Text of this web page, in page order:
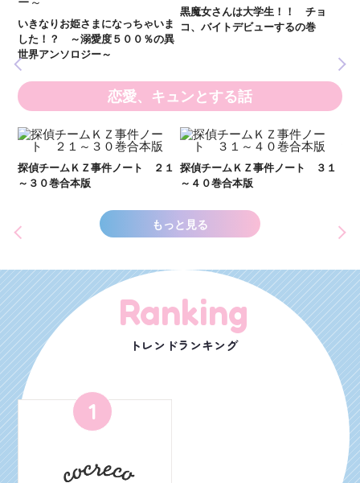
コ、バイトデビューするの巻
１１巻合本版
恋愛、キュンとする話
探偵チームＫＺ事件ノート ３１
～４０巻合本版
探偵チームＫＺ事件ノート １１
～２０巻合本版
もっと見る
Ranking
トレンドランキング
1